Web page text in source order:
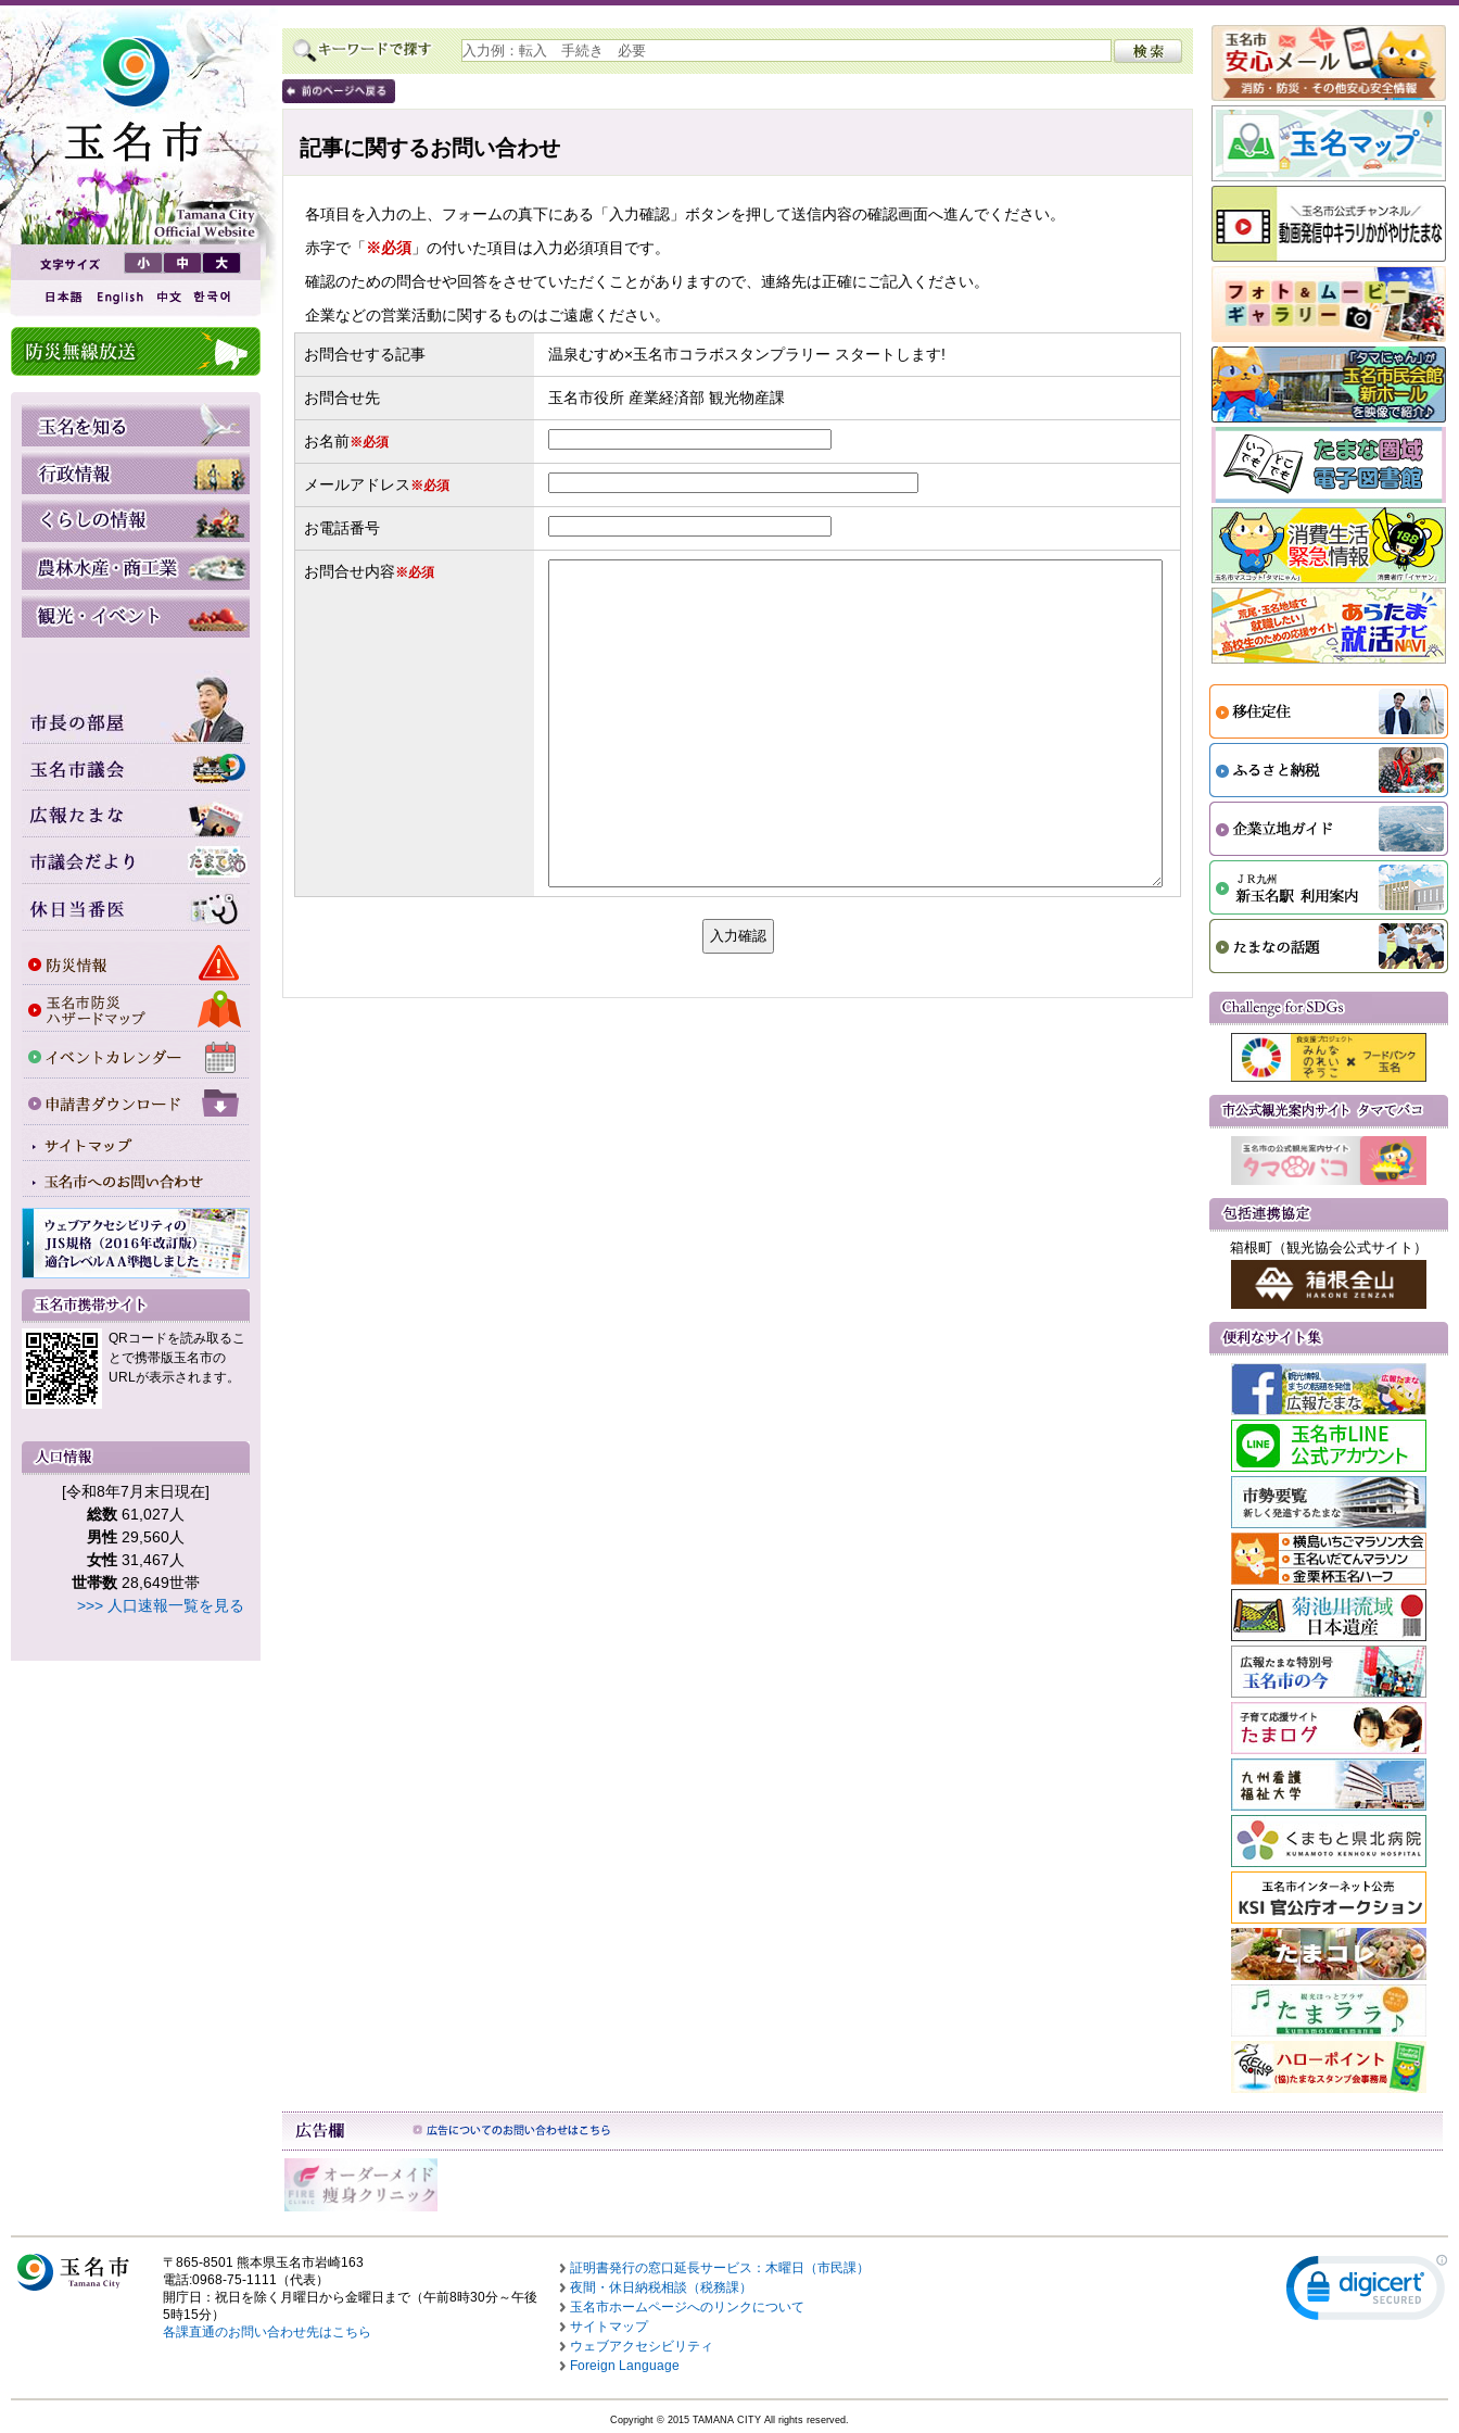
QRコードを読み取るこ
とで携帯版玉名市の
URLが表示されます。
[令和8年7月末日現在]
総数 61,027人
男性 29,560人
女性 31,467人
世帯数 28,649世帯
>>> 人口速報一覧を見る
記事に関するお問い合わせ
各項目を入力の上、フォームの真下にある「入力確認」ボタンを押して送信内容の確認画面へ進んでください。
赤字で「 ※必須 」の付いた項目は入力必須項目です。
確認のための問合せや回答をさせていただくことがありますので、連絡先は正確にご記入ください。
企業などの営業活動に関するものはご遠慮ください。
お問合せする記事 温泉むすめ×玉名市コラボスタンプラリー スタートします!
お問合せ先 玉名市役所 産業経済部 観光物産課
お名前※必須
メールアドレス ※必須
お電話番号
お問合せ内容※必須
箱根町（観光協会公式サイト）
〒865-8501 熊本県玉名市岩崎163
電話:0968-75-1111（代表）
開庁日：祝日を除く月曜日から金曜日まで（午前8時30分～午後
5時15分）
各課直通のお問い合わせ先はこちら
証明書発行の窓口延長サービス：木曜日（市民課）
夜間・休日納税相談（税務課）
玉名市ホームページへのリンクについて
サイトマップ
ウェブアクセシビリティ
Foreign Language
Copyright © 2015 TAMANA CITY All rights reserved.